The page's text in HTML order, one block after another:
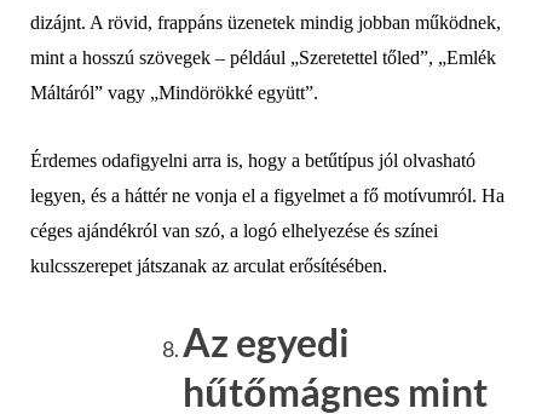
dizájnt. A rövid, frappáns üzenetek mindig jobban működnek,
mint a hosszú szövegek – például „Szeretettel tőled”, „Emlék
Máltáról” vagy „Mindörökké együtt”.
Érdemes odafigyelni arra is, hogy a betűtípus jól olvasható
legyen, és a háttér ne vonja el a figyelmet a fő motívumról. Ha
céges ajándékról van szó, a logó elhelyezése és színei
kulcsszerepet játszanak az arculat erősítésében.
Az egyedi
hűtőmágnes mint